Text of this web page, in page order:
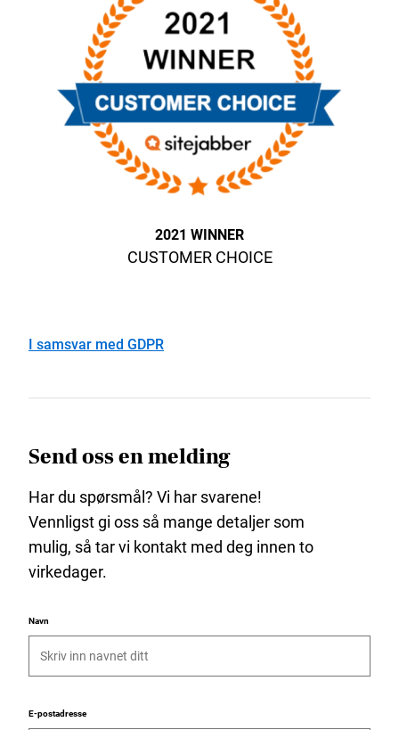
2021 WINNER
CUSTOMER CHOICE
I samsvar med GDPR
Send oss ​​en melding
Har du spørsmål? Vi har svarene!
Vennligst gi oss så mange detaljer som
mulig, så tar vi kontakt med deg innen to
virkedager.
Navn
E-postadresse